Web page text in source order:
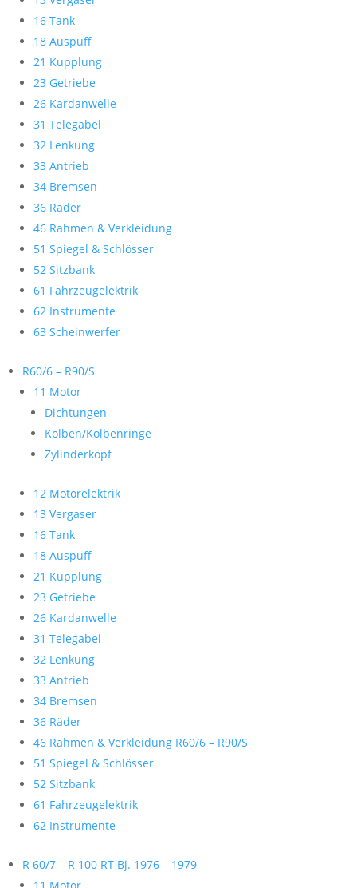
16 Tank
18 Auspuff
21 Kupplung
23 Getriebe
26 Kardanwelle
31 Telegabel
32 Lenkung
33 Antrieb
34 Bremsen
36 Räder
46 Rahmen & Verkleidung
51 Spiegel & Schlösser
52 Sitzbank
61 Fahrzeugelektrik
62 Instrumente
63 Scheinwerfer
R60/6 – R90/S
11 Motor
Dichtungen
Kolben/Kolbenringe
Zylinderkopf
12 Motorelektrik
13 Vergaser
16 Tank
18 Auspuff
21 Kupplung
23 Getriebe
26 Kardanwelle
31 Telegabel
32 Lenkung
33 Antrieb
34 Bremsen
36 Räder
46 Rahmen & Verkleidung R60/6 – R90/S
51 Spiegel & Schlösser
52 Sitzbank
61 Fahrzeugelektrik
62 Instrumente
R 60/7 – R 100 RT Bj. 1976 – 1979